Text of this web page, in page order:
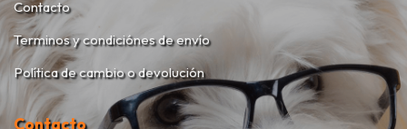
Contacto
Terminos y condiciónes de envío
Política de cambio o devolución
Contacto